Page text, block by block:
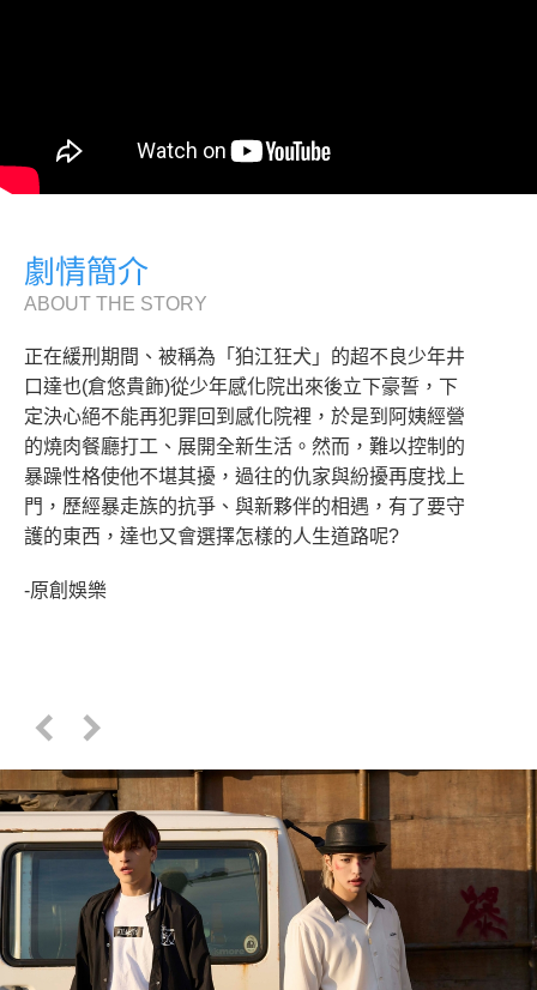
劇情簡介
ABOUT THE STORY
正在緩刑期間、被稱為「狛江狂犬」的超不良少年井
口達也(倉悠貴飾)從少年感化院出來後立下豪誓，下
定決心絕不能再犯罪回到感化院裡，於是到阿姨經營
的燒肉餐廳打工、展開全新生活。然而，難以控制的
暴躁性格使他不堪其擾，過往的仇家與紛擾再度找上
門，歷經暴走族的抗爭、與新夥伴的相遇，有了要守
護的東西，達也又會選擇怎樣的人生道路呢?
-原創娛樂